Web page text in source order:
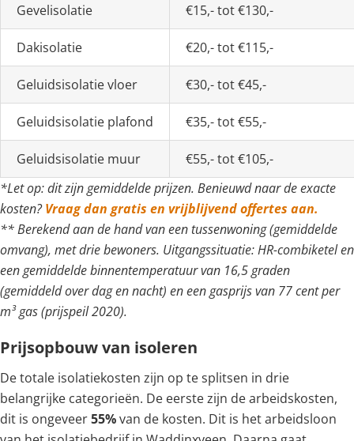
Gevelisolatie €15,- tot €130,-
Dakisolatie €20,- tot €115,-
Geluidsisolatie vloer €30,- tot €45,-
Geluidsisolatie plafond €35,- tot €55,-
Geluidsisolatie muur
€55,- tot €105,-
*Let op: dit zijn gemiddelde prijzen. Benieuwd naar de exacte
kosten?Vraag dan gratis en vrijblijvend offertes aan.
** Berekend aan de hand van een tussenwoning (gemiddelde
omvang), met drie bewoners. Uitgangssituatie: HR-combiketel en
een gemiddelde binnentemperatuur van 16,5 graden
(gemiddeld over dag en nacht) en een gasprijs van 77 cent per
m³ gas (prijspeil 2020).
Prijsopbouw van isoleren
De totale isolatiekosten zijn op te splitsen in drie
belangrijke categorieën. De eerste zijn de arbeidskosten,
dit is ongeveer55%van de kosten. Dit is het arbeidsloon